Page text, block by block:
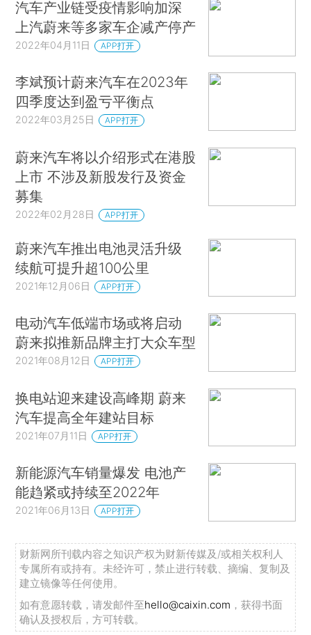
汽车产业链受疫情影响加深
上汽蔚来等多家车企减产停产
2022年04月11日 APP打开
李斌预计蔚来汽车在2023年
四季度达到盈亏平衡点
2022年03月25日 APP打开
蔚来汽车将以介绍形式在港股
上市 不涉及新股发行及资金
募集
2022年02月28日 APP打开
蔚来汽车推出电池灵活升级
续航可提升超100公里
2021年12月06日 APP打开
电动汽车低端市场或将启动
蔚来拟推新品牌主打大众车型
2021年08月12日 APP打开
换电站迎来建设高峰期 蔚来
汽车提高全年建站目标
2021年07月11日 APP打开
新能源汽车销量爆发 电池产
能趋紧或持续至2022年
2021年06月13日 APP打开
财新网所刊载内容之知识产权为财新传媒及/或相关权利人
专属所有或持有。未经许可，禁止进行转载、摘编、复制及
建立镜像等任何使用。
如有意愿转载，请发邮件至hello@caixin.com ，获得书面
确认及授权后，方可转载。